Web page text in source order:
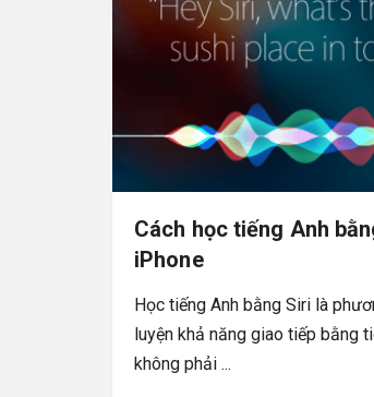
Cách học tiếng Anh
iPhone
Học tiếng Anh bằng Siri là
luyện khả năng giao tiếp bằng
không phải ...